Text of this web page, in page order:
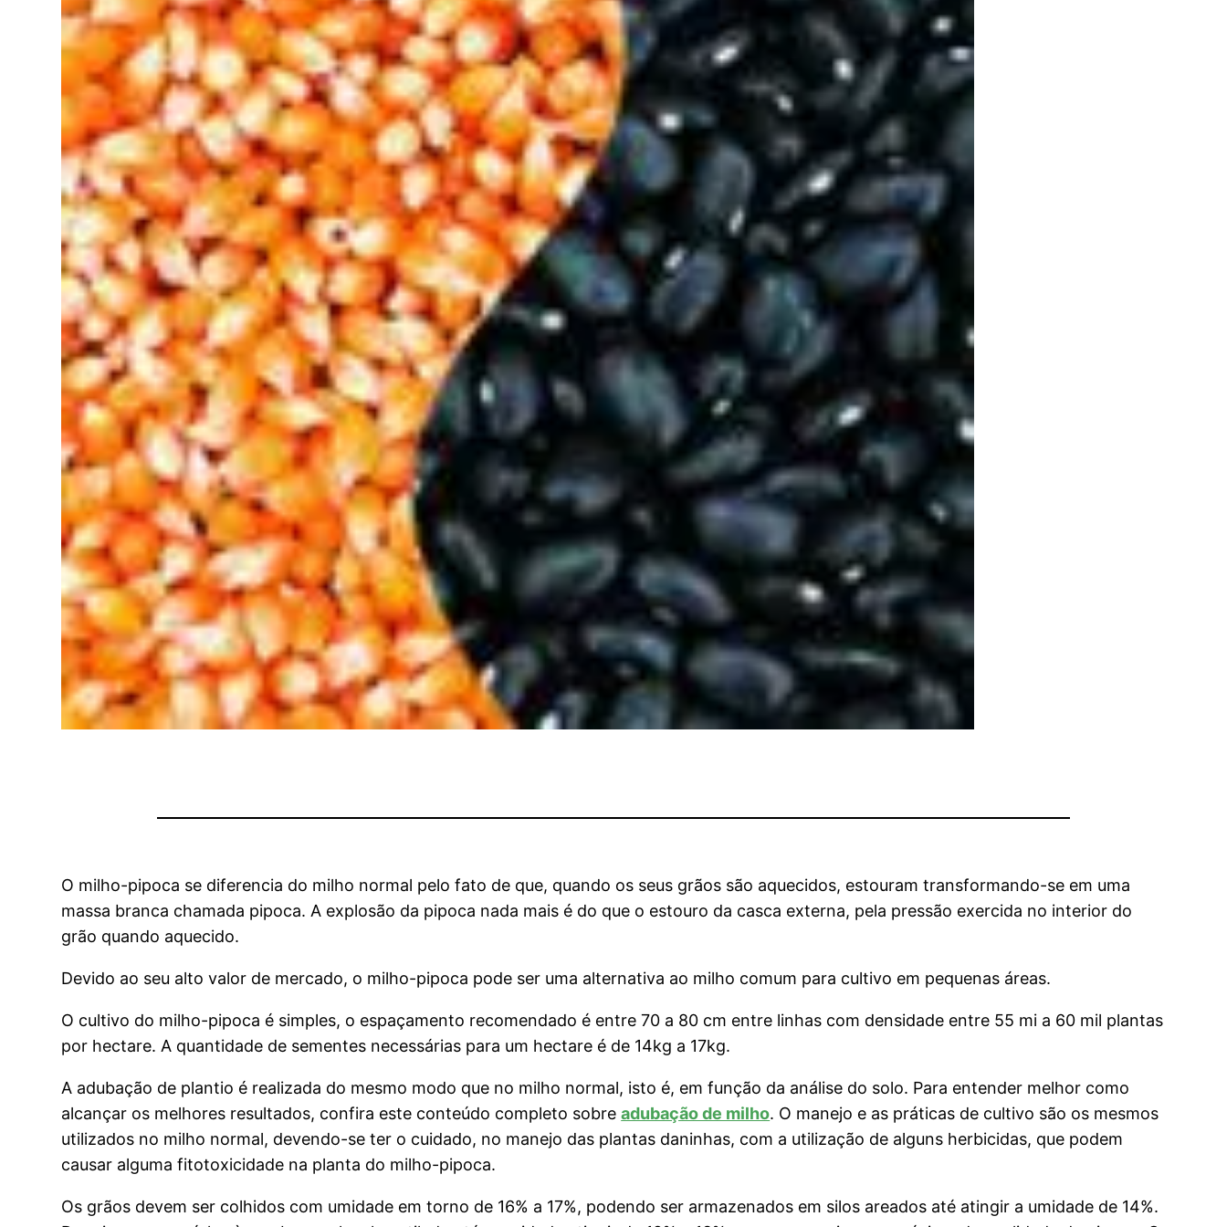
O milho-pipoca se diferencia do milho normal pelo fato de que, quando os seus grãos são aquecidos, estouram transformando-se em uma
massa branca chamada pipoca. A explosão da pipoca nada mais é do que o estouro da casca externa, pela pressão exercida no interior do
grão quando aquecido.
Devido ao seu alto valor de mercado, o milho-pipoca pode ser uma alternativa ao milho comum para cultivo em pequenas áreas.
O cultivo do milho-pipoca é simples, o espaçamento recomendado é entre 70 a 80 cm entre linhas com densidade entre 55 mi a 60 mil plantas
por hectare. A quantidade de sementes necessárias para um hectare é de 14kg a 17kg.
A adubação de plantio é realizada do mesmo modo que no milho normal, isto é, em função da análise do solo. Para entender melhor como
alcançar os melhores resultados, confira este conteúdo completo sobreadubação de milho. O manejo e as práticas de cultivo são os mesmos
utilizados no milho normal, devendo-se ter o cuidado, no manejo das plantas daninhas, com a utilização de alguns herbicidas, que podem
causar alguma fitotoxicidade na planta do milho-pipoca.
Os grãos devem ser colhidos com umidade em torno de 16% a 17%, podendo ser armazenados em silos areados até atingir a umidade de 14%.